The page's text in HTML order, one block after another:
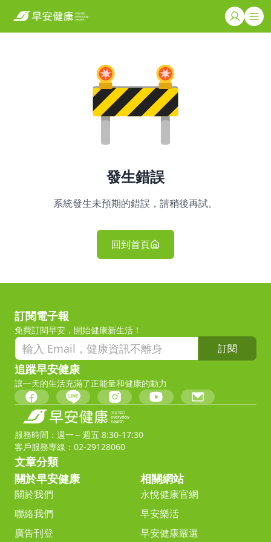
發生錯誤
系統發生未預期的錯誤，請稍後再試。
回到首頁
訂閱電子報
免費訂閱早安，開始健康新生活！
訂閱
追蹤早安健康
讓一天的生活充滿了正能量和健康的動力
服務時間：週一～週五 8:30-17:30
客戶服務專線：02-29128060
文章分類
關於早安健康
關於我們
聯絡我們
廣告刊登
相關網站
永悅健康官網
早安樂活
早安健康嚴選